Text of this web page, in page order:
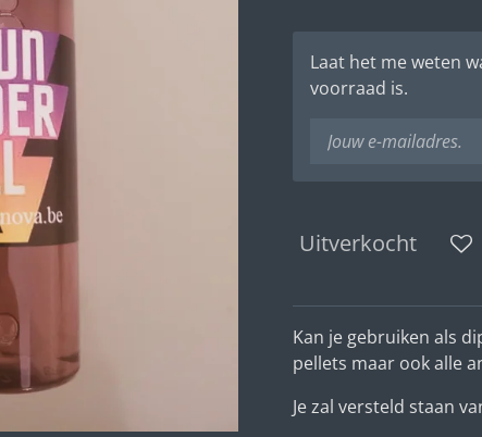
Laat het me weten
voorraad is.
Uitverkocht
Kan je gebruiken als
pellets maar ook alle
Je zal versteld staan